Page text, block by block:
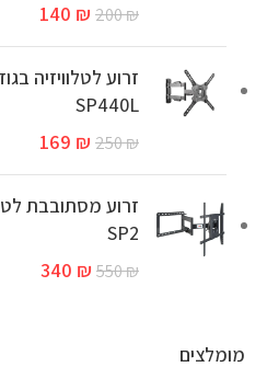
200₪
140 ₪
SP440L
250₪
169 ₪
SP2
550₪
340 ₪
מומלצים